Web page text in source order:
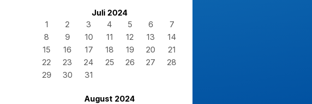
Juli 2024
1
2 3 4 5 6
7
8
9 10 11 12 13
14
15
16 17 18 19 20
21
22
23 24 25 26 27
28
29
30 31
August 2024